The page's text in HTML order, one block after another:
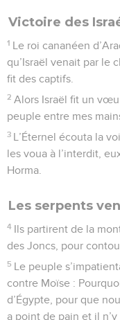
Victoire des
1 Le roi cananéen
qu’Israël venait par le
fit des captifs.
2 Alors Israël fit un vœu
peuple entre mes
3 L’Éternel écouta la
les voua à l’interdit,
Horma.
Les serpents
4 Ils partirent de la
des Joncs, pour
5 Le peuple
contre Moïse :
d’Égypte, pour que
a point de pain et il